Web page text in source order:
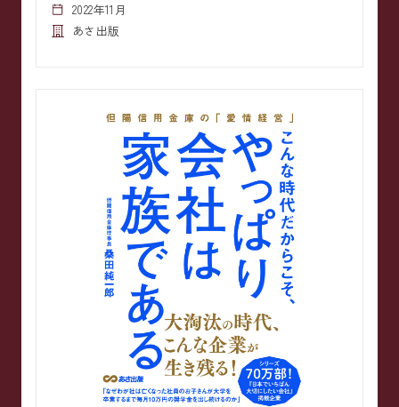
2022年11月
あさ出版